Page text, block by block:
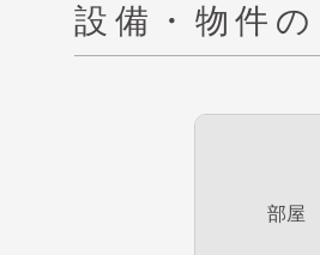
設備・物件の
部屋